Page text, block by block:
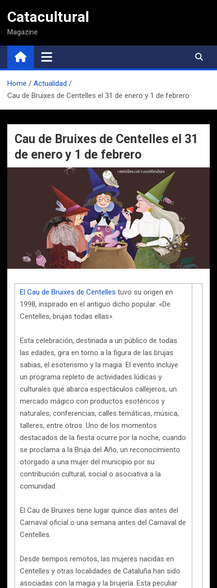
contenido
Catacultural
Magazine
Home
Actualidad
Cau de Bruixes de Centelles el 31 de enero y 1 de febrero
Cau de Bruixes de Centelles el 31
de enero y 1 de febrero
El Cau de Bruixes de Centelles tuvo su origen en
1998, inspirado en el antiguo dicho popular: «De
Centelles, brujas todas ellas».
Esta celebración, destinada a un público de todas
las edades, gira en torno a la figura de las brujas
sabias, el esoterismo y la magia. El evento incluye
un programa repleto de actividades lúdicas y
culturales que abarca espectáculos callejeros, un
mercado mágico con productos esotéricos y
naturales, conferencias, calles temáticas, música,
talleres, entre otros. Uno de los momentos
destacados de la fiesta ocurre por la noche, cuando
se proclama a la Bruja del Año, un reconocimiento
otorgado a una mujer del municipio por su
contribución cultural, social o asociativa a la
comunidad.
El Cau de Bruixes tiene lugar quince días antes del
Carnaval oficial o una semana antes del Carnaval de
Centelles.
Desde tiempos remotos, las mujeres nacidas en
Centelles y otras localidades de Cataluña han sido
asociadas con la magia y la brujería. Esta peculiar